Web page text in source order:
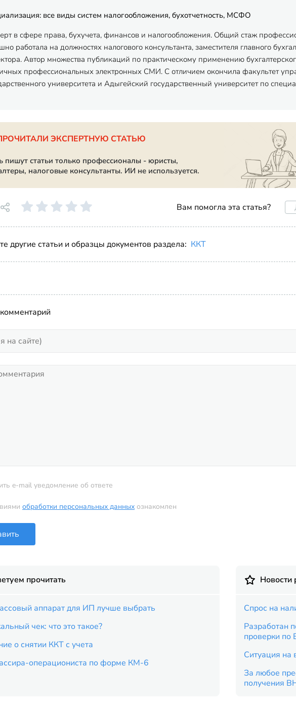
все виды систем налогообложения, бухотчетность, МСФО
в сфере права, бухучета, финансов и налогообложения. Общий стаж
работала на должностях налогового консультанта, заместителя главного
Автор множества публикаций по практическому применению
профессиональных электронных СМИ. С отличием окончила факультет
университета и Адыгейский государственный университет по
ЭКСПЕРТНУЮ СТАТЬЮ
пишут статьи только профессионалы - юристы,
налоговые консультанты. ИИ не используется.
Вам помогла эта статья?
другие статьи и образцы документов раздела: ККТ
e-mail уведомление об ответе
обработки персональных данных ознакомлен
прочитать
аппарат для ИП лучше выбрать
чек: что это такое?
о снятии ККТ с учета
операциониста по форме КМ-6
Новости
Спрос на
Разработан
проверки по
Ситуация на
За любое
получения